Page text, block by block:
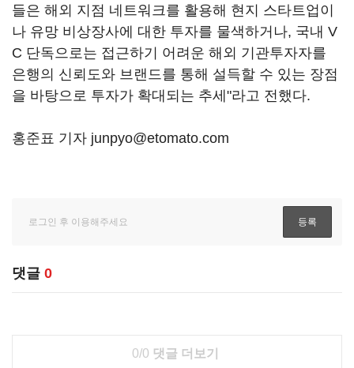
들은 해외 지점 네트워크를 활용해 현지 스타트업이
나 유망 비상장사에 대한 투자를 물색하거나, 국내 V
C 단독으로는 접근하기 어려운 해외 기관투자자를
은행의 신뢰도와 브랜드를 통해 설득할 수 있는 장점
을 바탕으로 투자가 확대되는 추세"라고 전했다.
홍준표 기자 junpyo@etomato.com
댓글 0
0/0 댓글 더보기